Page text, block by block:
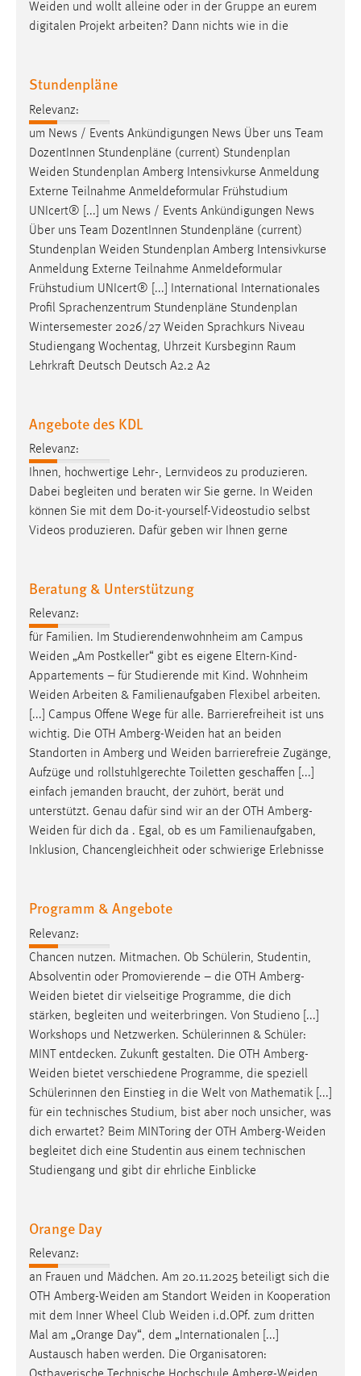
Weiden und wollt alleine oder in der Gruppe an eurem
digitalen Projekt arbeiten? Dann nichts wie in die
Stundenpläne
Relevanz:
um News / Events Ankündigungen News Über uns Team
DozentInnen Stundenpläne (current) Stundenplan
Weiden Stundenplan Amberg Intensivkurse Anmeldung
Externe Teilnahme Anmeldeformular Frühstudium
UNIcert® [...] um News / Events Ankündigungen News
Über uns Team DozentInnen Stundenpläne (current)
Stundenplan Weiden Stundenplan Amberg Intensivkurse
Anmeldung Externe Teilnahme Anmeldeformular
Frühstudium UNIcert® [...] International Internationales
Profil Sprachenzentrum Stundenpläne Stundenplan
Wintersemester 2026/27 Weiden Sprachkurs Niveau
Studiengang Wochentag, Uhrzeit Kursbeginn Raum
Lehrkraft Deutsch Deutsch A2.2 A2
Angebote des KDL
Relevanz:
Ihnen, hochwertige Lehr-, Lernvideos zu produzieren.
Dabei begleiten und beraten wir Sie gerne. In Weiden
können Sie mit dem Do-it-yourself-Videostudio selbst
Videos produzieren. Dafür geben wir Ihnen gerne
Beratung & Unterstützung
Relevanz:
für Familien. Im Studierendenwohnheim am Campus
Weiden „Am Postkeller“ gibt es eigene Eltern-Kind-
Appartements – für Studierende mit Kind. Wohnheim
Weiden Arbeiten & Familienaufgaben Flexibel arbeiten.
[...] Campus Offene Wege für alle. Barrierefreiheit ist uns
wichtig. Die OTH Amberg-Weiden hat an beiden
Standorten in Amberg und Weiden barrierefreie Zugänge,
Aufzüge und rollstuhlgerechte Toiletten geschaffen [...]
einfach jemanden braucht, der zuhört, berät und
unterstützt. Genau dafür sind wir an der OTH Amberg-
Weiden für dich da . Egal, ob es um Familienaufgaben,
Inklusion, Chancengleichheit oder schwierige Erlebnisse
Programm & Angebote
Relevanz:
Chancen nutzen. Mitmachen. Ob Schülerin, Studentin,
Absolventin oder Promovierende – die OTH Amberg-
Weiden bietet dir vielseitige Programme, die dich
stärken, begleiten und weiterbringen. Von Studieno [...]
Workshops und Netzwerken. Schülerinnen & Schüler:
MINT entdecken. Zukunft gestalten. Die OTH Amberg-
Weiden bietet verschiedene Programme, die speziell
Schülerinnen den Einstieg in die Welt von Mathematik [...]
für ein technisches Studium, bist aber noch unsicher, was
dich erwartet? Beim MINToring der OTH Amberg-Weiden
begleitet dich eine Studentin aus einem technischen
Studiengang und gibt dir ehrliche Einblicke
Orange Day
Relevanz:
an Frauen und Mädchen. Am 20.11.2025 beteiligt sich die
OTH Amberg-Weiden am Standort Weiden in Kooperation
mit dem Inner Wheel Club Weiden i.d.OPf. zum dritten
Mal am „Orange Day“, dem „Internationalen [...]
Austausch haben werden. Die Organisatoren:
Name:
MibewSessionID, MIBEW_UserID, mibew_locale, mibew-
Zweck:
Wird benötigt um die Chatfunktion nutzen zu können.
Cookie Laufzeit:
5e9dbeb1811c0446 = Sitzungslaufzeit, mibew_locale = 3
Jahre, MIBEW_UserID = 1 Jahr
Login
Name:
fe_user, be_user, be_lastLoginProvider
Zweck:
Dieser Cookie ist notwendig um sich an der Website
einloggen zu können.
Cookie Laufzeit:
STATISTIK
Statistik Cookies erfassen Informationen anonym.
Diese Informationen helfen uns zu verstehen, wie
unsere Besucher unsere Website nutzen.
Name:
Zweck:
Zugriffsstatistik
Cookie Laufzeit:
Max. 13 Monate
MARKETING
Marketing Cookies werden von Drittanbietern
verwendet, um personalisierte Werbung anzuzeigen.
Sie tun dies, indem sie Besucher über Websites
hinweg verfolgen.
Name:
_gcl_au
Anbieter:
Google Ireland Limited
Zweck:
Conversion-Tracking
Cookie Laufzeit:
3 Monate
Facebook Pixel
Name:
_fbp
Facebook
Zweck:
Conversion-Tracking
Cookie Laufzeit:
3 Monate